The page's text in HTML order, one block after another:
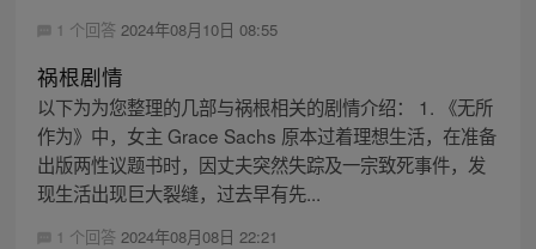
1 个回答 2024年08月10日 08:55
祸根剧情
以下为为您整理的几部与祸根相关的剧情介绍： 1. 《无所
作为》中，女主 Grace Sachs 原本过着理想生活，在准备
出版两性议题书时，因丈夫突然失踪及一宗致死事件，发
现生活出现巨大裂缝，过去早有先...
1 个回答 2024年08月08日 22:21